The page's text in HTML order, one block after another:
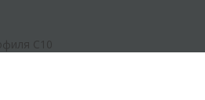
С10